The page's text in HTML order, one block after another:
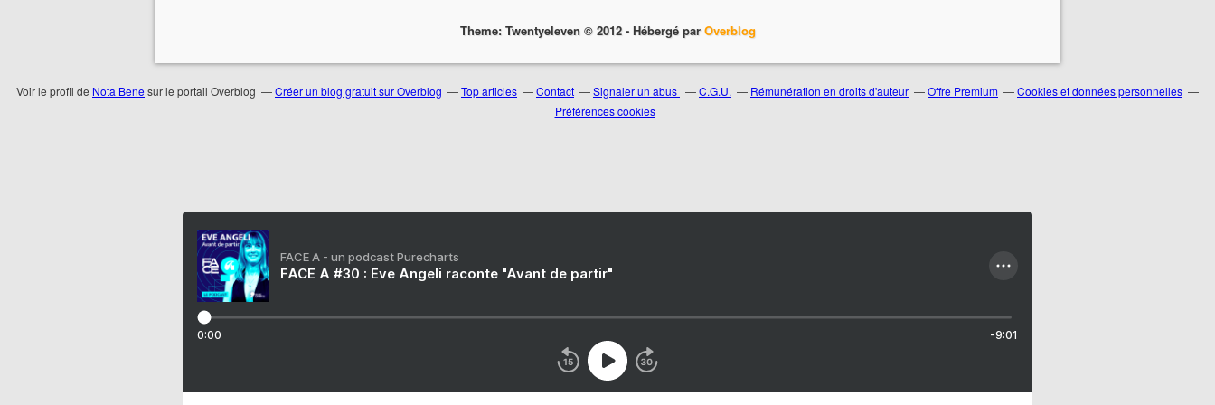
Theme: Twentyeleven © 2012 - Hébergé par Overblog
Voir le profil de Nota Bene sur le portail Overblog Créer un blog gratuit sur Overblog Top articles Contact Signaler un abus C.G.U. Rémunération en droits d'auteur Offre Premium
Cookies et données personnelles
Préférences cookies
FACE A - un podcast Purecharts
FACE A #30 : Eve Angeli raconte "Avant de partir"
0:00 -9:01